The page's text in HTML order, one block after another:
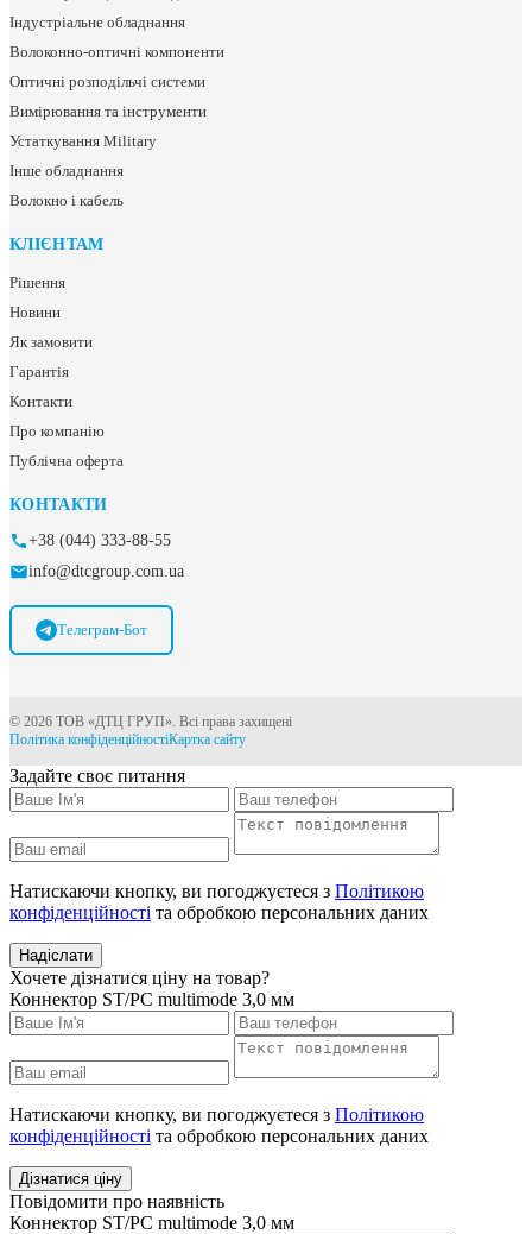
Індустріальне обладнання
Волоконно-оптичні компоненти
Оптичні розподільчі системи
Вимірювання та інструменти
Устаткування Military
Інше обладнання
Волокно і кабель
КЛІЄНТАМ
Рішення
Новини
Як замовити
Гарантія
Контакти
Про компанію
Публічна оферта
КОНТАКТИ
+38 (044) 333-88-55
info@dtcgroup.com.ua
Телеграм-Бот
© 2026 ТОВ «ДТЦ ГРУП». Всі права захищені
Політика конфіденційностіКартка сайту
Задайте своє питання
Натискаючи кнопку, ви погоджуєтеся з Політикою
конфіденційності та обробкою персональних даних
Надіслати
Хочете дізнатися ціну на товар?
Коннектор ST/PC multimode 3,0 мм
Натискаючи кнопку, ви погоджуєтеся з Політикою
конфіденційності та обробкою персональних даних
Дізнатися ціну
Повідомити про наявність
Коннектор ST/PC multimode 3,0 мм